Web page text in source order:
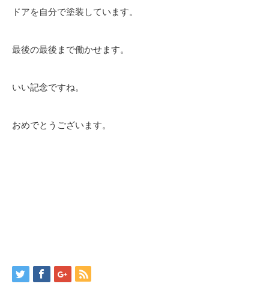
ドアを自分で塗装しています。
最後の最後まで働かせます。
いい記念ですね。
おめでとうございます。